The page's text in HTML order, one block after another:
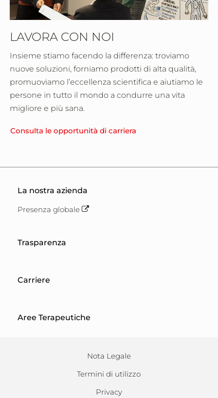
LAVORA CON NOI
Insieme stiamo facendo la differenza: troviamo
nuove soluzioni, forniamo prodotti di alta qualità,
promuoviamo l’eccellenza scientifica e aiutiamo le
persone in tutto il mondo a condurre una vita
migliore e più sana.
Consulta le opportunità di carriera
La nostra azienda
Presenza globale
Trasparenza
Carriere
Aree Terapeutiche
Nota Legale
Termini di utilizzo
Privacy